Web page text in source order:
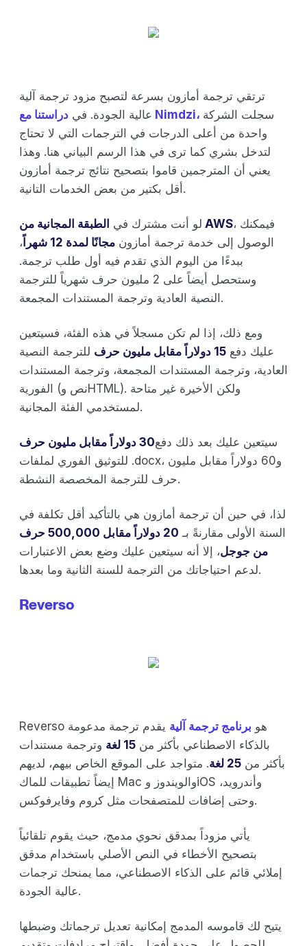
ترتقي ترجمة أمازون بسرعة لتصبح مزود ترجمة آلية
عالية الجودة. في دراستنا مع Nimdzi،
واحدة من أعلى الدرجات في الترجمات التي لا تحتاج
لتدخل بشري كما ترى في هذا الرسم البياني هنا. وهذا
يعني أن المترجمين قاموا بتصحيح نتائج ترجمة أمازون
أقل بكتير من بعض الخدمات التانية.
لو أنت مشترك في الطبقة المجانية من AWS، فيمكنك
الوصول إلى خدمة ترجمة أمازون مجانًا لمدة 12 شهراً
،
ببدءًا من اليوم الذي تقدم فيه أول طلب ترجمة.
وستحصل أيضاً على 2 مليون حرف شهرياً للترجمة
النصية العادية وترجمة المستندات المجمعة.
ومع ذلك، إذا لم تكن مسجلاً في هذه الفئة، فسيتعين
عليك دفع 15 دولاراً مقابل مليون حرف
للترجمة النصية
العادية، وترجمة المستندات المجمعة، وترجمة المستندات
الفورية (نص وHTML). ولكن الأخيرة غير متاحة
لمستخدمي الفئة المجانية.
سيتعين عليك بعد ذلك دفع30 دولاراً مقابل مليون حرف
للتوثيق الفوري لملفات .docx، و60 دولاراً مقابل مليون
حرف للترجمة المخصصة النشطة.
لذا، في حين أن ترجمة أمازون هي بالتأكيد أقل تكلفة في
السنة الأولى مقارنةً بـ
20 دولاراً مقابل 500,000 حرف
من جوجل، إلا أنه سيتعين عليك وضع بعض الاعتبارات
لدعم احتياجاتك من الترجمة للسنة الثانية وما بعدها.
Reverso
Reverso هو برنامج ترجمة آلية يقدم ترجمة مدعومة
بالذكاء الاصطناعي بأكثر من 15 لغة
وترجمة مستندات
بأكثر من 25 لغة
. متواجد على الموقع الخاص بيهم، لديهم
إيضاً تطبيقات للماك Mac والويندوز وiOS وأندرويد،
وحتى إضافات للمتصفحات مثل كروم وفايرفوكس.
يأتي مزوداً بمدقق نحوي مدمج، حيث يقوم تلقائياً
بتصحيح الأخطاء في النص الأصلي باستخدام مدقق
إملائي قائم على الذكاء الاصطناعي، مما يمنحك ترجمات
عالية الجودة.
يتيح لك قاموسه المدمج إمكانية تعديل ترجماتك وضبطها